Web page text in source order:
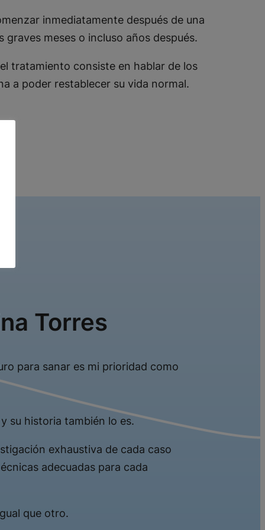
inmediatamente después de una
meses o incluso años después.
tratamiento consiste en hablar de los
a poder restablecer su vida normal.
Torres
para sanar es mi prioridad como
su historia también lo es.
exhaustiva de cada caso
adecuadas para cada
que otro.